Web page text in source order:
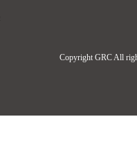
Copyright GRC All